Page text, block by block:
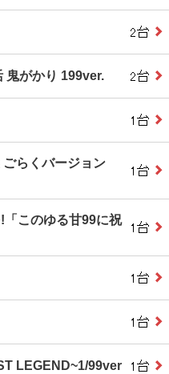
鬼がかり 199ver.
らくバージョン
「このゆる甘99に祝
LEGEND~1/99ver